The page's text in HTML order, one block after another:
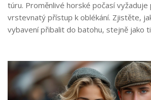
túru. Proměnlivé horské počasí vyžaduje
vrstevnatý přístup k oblékání. Zjistěte,
vybavení přibalit do batohu, stejně jako
České republiky.